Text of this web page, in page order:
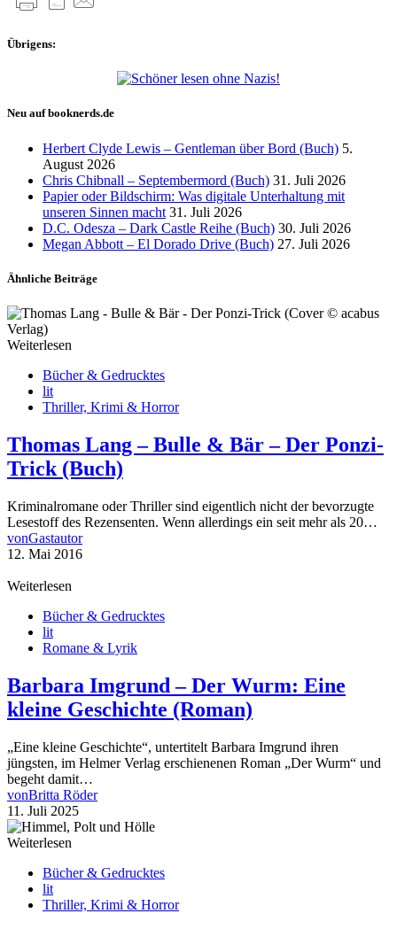
Übrigens:
Neu auf booknerds.de
Herbert Clyde Lewis – Gentleman über Bord (Buch) 5.
August 2026
Chris Chibnall – Septembermord (Buch) 31. Juli 2026
Papier oder Bildschirm: Was digitale Unterhaltung mit
unseren Sinnen macht 31. Juli 2026
D.C. Odesza – Dark Castle Reihe (Buch) 30. Juli 2026
Megan Abbott – El Dorado Drive (Buch) 27. Juli 2026
Ähnliche Beiträge
Weiterlesen
Bücher & Gedrucktes
lit
Thriller, Krimi & Horror
Thomas Lang – Bulle & Bär – Der Ponzi-
Trick (Buch)
Kriminalromane oder Thriller sind eigentlich nicht der bevorzugte
Lesestoff des Rezensenten. Wenn allerdings ein seit mehr als 20…
vonGastautor
12. Mai 2016
Weiterlesen
Bücher & Gedrucktes
lit
Romane & Lyrik
Barbara Imgrund – Der Wurm: Eine
kleine Geschichte (Roman)
„Eine kleine Geschichte“, untertitelt Barbara Imgrund ihren
jüngsten, im Helmer Verlag erschienenen Roman „Der Wurm“ und
begeht damit…
vonBritta Röder
11. Juli 2025
Weiterlesen
Bücher & Gedrucktes
lit
Thriller, Krimi & Horror